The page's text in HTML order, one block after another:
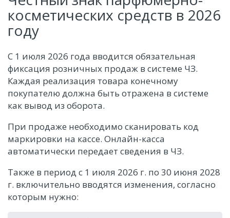
косметических средств в 2026
году
С 1 июля 2026 года вводится обязательная
фиксация розничных продаж в системе ЧЗ.
Каждая реализация товара конечному
покупателю должна быть отражена в системе
как вывод из оборота.
При продаже необходимо сканировать код
маркировки на кассе. Онлайн-касса
автоматически передает сведения в ЧЗ.
Также в период с 1 июля 2026 г. по 30 июня 2028
г. включительно вводятся изменения, согласно
которым нужно: